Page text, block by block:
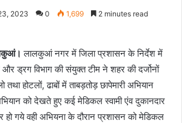
2023 0 1,699 2 minutes read
लालकुआं नगर में जिला प्रशासन के निर्देश में
और ड्रग विभाग की संयुक्त टीम ने शहर की दर्जोनों
तथा होटलों, ढाबों में ताबड़तोड़ छापेमारी अभियान
को देखते हुए कई मेडिकल स्वामी एंव दुकानदार
गये वही अभियना के दौरान प्रशासन को मेडिकल